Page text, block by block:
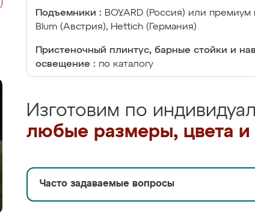
Подъемники : BOYARD (Россия) или премиум
Blum (Австрия), Hettich (Германия)
Пристеночный плинтус, барные стойки и
освещение : по каталогу
Изготовим по
любые размеры, цвета и
Часто задаваемые вопросы